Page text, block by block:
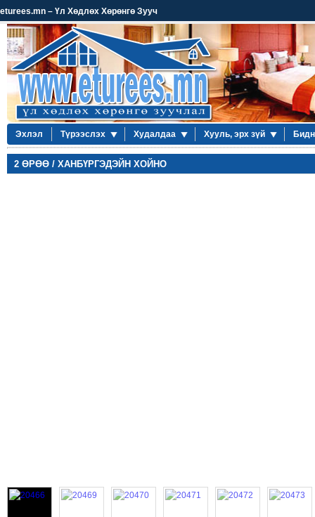
eturees.mn – Үл Хөдлөх Хөрөнгө Зууч
Эхлэл Түрээслэх Худалдаа Хууль, эрх зүй
2 ӨРӨӨ / ХАНБҮРГЭДЭЙН ХОЙНО